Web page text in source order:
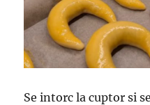
Se intorc la cuptor si